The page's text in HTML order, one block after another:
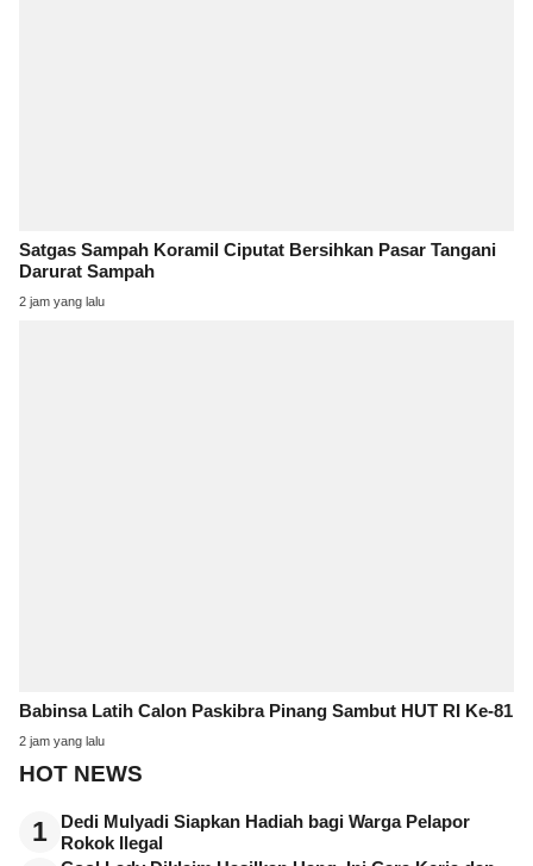
Satgas Sampah Koramil Ciputat Bersihkan Pasar Tangani
Darurat Sampah
2 jam yang lalu
Babinsa Latih Calon Paskibra Pinang Sambut HUT RI Ke-81
2 jam yang lalu
HOT NEWS
1
Dedi Mulyadi Siapkan Hadiah bagi Warga Pelapor
Rokok Ilegal